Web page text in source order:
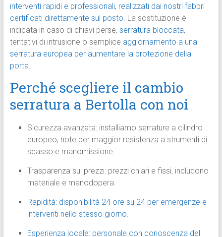
interventi rapidi e professionali, realizzati dai nostri fabbri
certificati direttamente sul posto. La sostituzione è
indicata in caso di chiavi perse, serratura bloccata,
tentativi di intrusione o semplice aggiornamento a una
serratura europea per aumentare la protezione della
porta.
Perché scegliere il cambio
serratura a Bertolla con noi
Sicurezza avanzata: installiamo serrature a cilindro
europeo, note per maggior resistenza a strumenti di
scasso e manomissione.
Trasparenza sui prezzi: prezzi chiari e fissi, includono
materiale e manodopera.
Rapidità: disponibilità 24 ore su 24 per emergenze e
interventi nello stesso giorno.
Esperienza locale: personale con conoscenza del